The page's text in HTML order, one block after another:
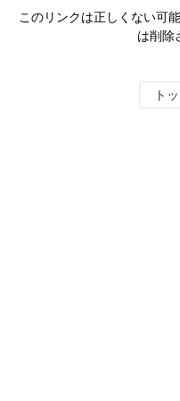
このリンクは正しくない可
は削除
ト